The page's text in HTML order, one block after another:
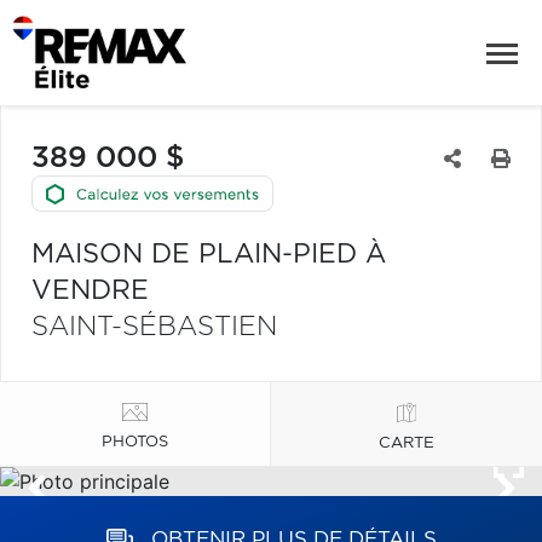
389 000 $
MAISON DE PLAIN-PIED À
VENDRE
SAINT-SÉBASTIEN
PHOTOS CARTE